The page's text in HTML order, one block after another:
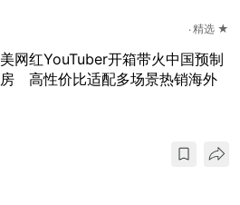
精选 ★
美网红YouTuber开箱带火中国预制
房 高性价比适配多场景热销海外